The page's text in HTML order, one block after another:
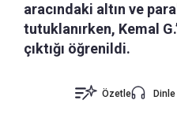
aracındaki altın ve
tutuklanırken, Kemal
çıktığı öğrenildi.
Özetle Dinle